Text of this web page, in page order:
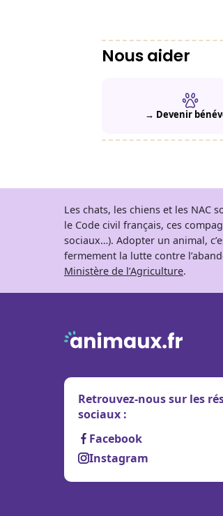
Nous aider
→ Devenir
Les chats, les chiens et les NAC
le Code civil français, ces
sociaux…). Adopter un animal,
fermement la lutte contre
Ministère de l’Agriculture.
Retrouvez-nous sur les
sociaux :
Facebook
Instagram